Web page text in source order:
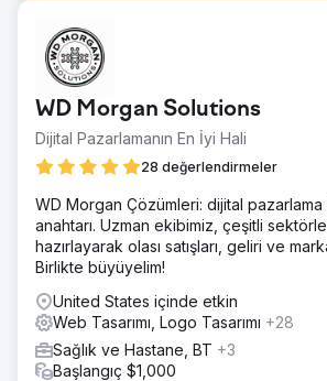
Meydan Okuma
- Ottawa ve Kanada'nın diğer başlıca
terimler için ilk 3 sıralamaya ulaşmak. -
işletme odaklı trafik çekmek - Web
potansiyel müşterilere dönüştürmek
Çözüm
Sektör araştırmalarımıza ve rakip
şunları içeriyordu: – Belirli bir anahtar
belirli bir sayfayla uyumlu hale getirmek
ek/yeni açılış sayfaları/hizmet sayfaları
kaliteli, anahtar kelimeyle doldurulmamış
Sayfalara uygun CTA'lar ekleme –
bilgilendirici içerik ekleme – En iyi SEO
göre sayfa içi optimizasyon
Sonuç
WD Morgan Solutions
Dijital Pazarlamanın En İyi Hali
28 değerlendirmeler
WD Morgan Çözümleri: dijital pazarlama
anahtarı. Uzman ekibimiz, çeşitli
hazırlayarak olası satışları, geliri ve marka
Birlikte büyüyelim!
United States içinde etkin
Web Tasarımı, Logo Tasarımı +28
Sağlık ve Hastane, BT +3
Başlangıç $1,000